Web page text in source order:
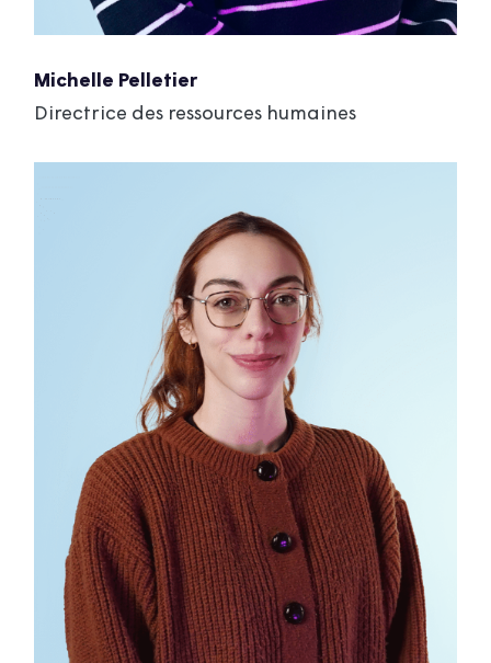
Michelle Pelletier
Directrice des ressources humaines